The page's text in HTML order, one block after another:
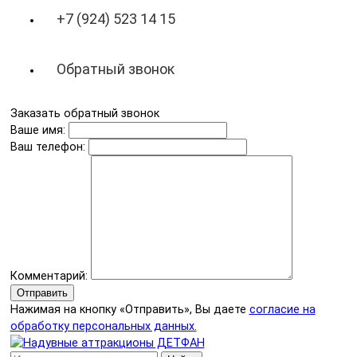
+7 (924) 523 14 15
Обратный звонок
Заказать обратный звонок
Ваше имя:
Ваш телефон:
Комментарий:
Отправить
Нажимая на кнопку «Отправить», Вы даете согласие на
обработку персональных данных.